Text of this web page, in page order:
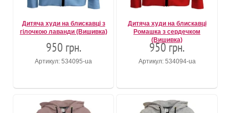
Дитяча худи на блискавці з
гілочкою лаванди (Вишивка)
950 грн.
Артикул: 534095-ua
Дитяча худи на блискавці
Ромашка з сердечком
(Вишивка)
950 грн.
Артикул: 534094-ua